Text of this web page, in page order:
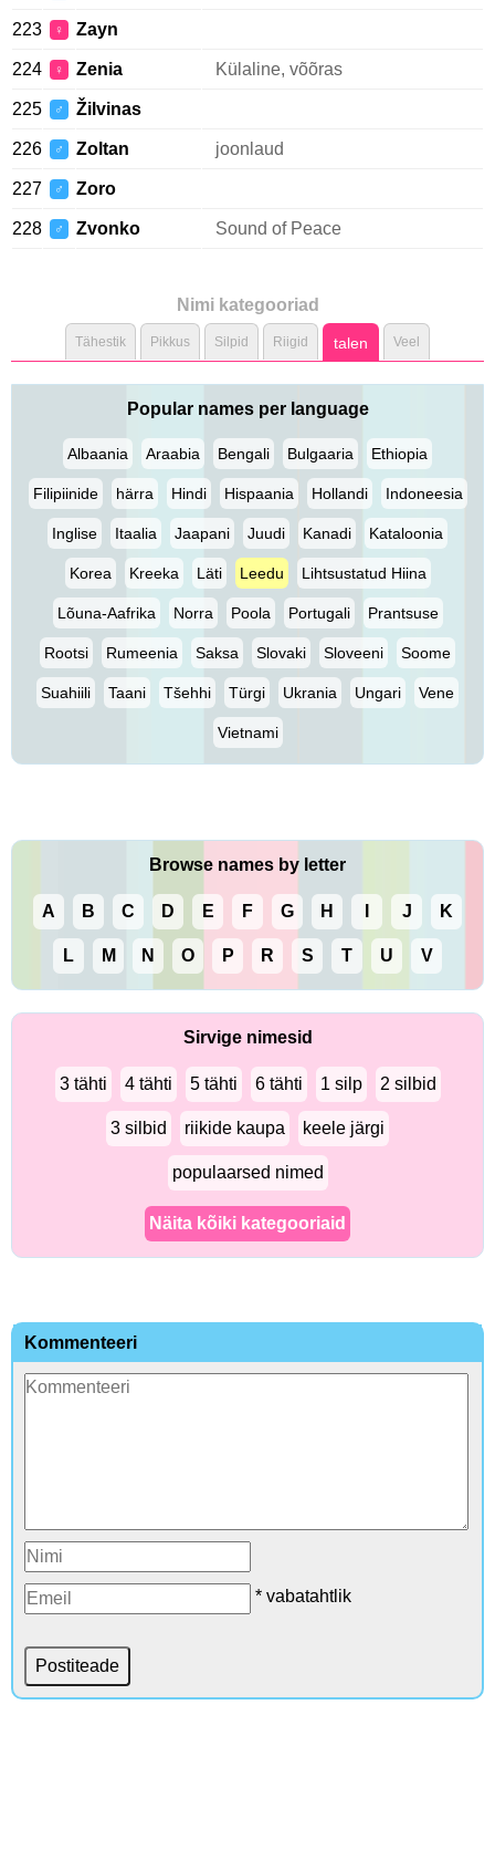
223 ♀ Zayn
224 ♀ Zenia Külaline, võõras
225 ♂ Žilvinas
226 ♂ Zoltan joonlaud
227 ♂ Zoro
228 ♂ Zvonko Sound of Peace
Nimi kategooriad
Tähestik Pikkus Silpid Riigid talen Veel
Popular names per language
Albaania Araabia Bengali Bulgaaria Ethiopia
Filipiinide härra Hindi Hispaania Hollandi Indoneesia
Inglise Itaalia Jaapani Juudi Kanadi Kataloonia
Korea Kreeka Läti Leedu Lihtsustatud Hiina
Lõuna-Aafrika Norra Poola Portugali Prantsuse
Rootsi Rumeenia Saksa Slovaki Sloveeni Soome
Suahiili Taani Tšehhi Türgi Ukrania Ungari Vene
Vietnami
Browse names by letter
A B C D E F G H J K
L M N O P R S T U V
Sirvige nimesid
3 tähti 4 tähti 5 tähti 6 tähti 1 silp 2 silbid
3 silbid riikide kaupa keele järgi
populaarsed nimed
Näita kõiki kategooriaid
Kommenteeri
* vabatahtlik